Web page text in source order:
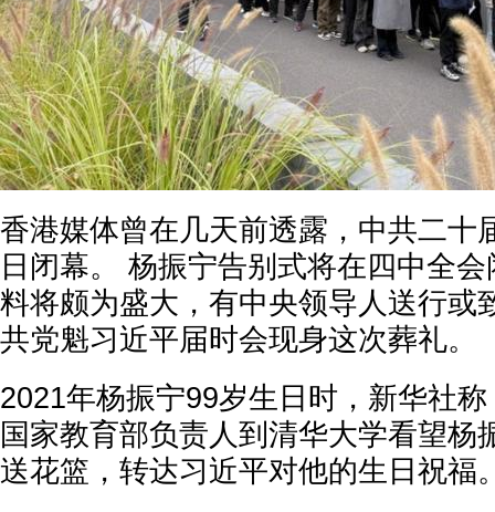
香港媒体曾在几天前透露，中共二十
日闭幕。 杨振宁告别式将在四中全
料将颇为盛大，有中央领导人送行或
共党魁习近平届时会现身这次葬礼。
2021年杨振宁99岁生日时，新华社
国家教育部负责人到清华大学看望杨
送花篮，转达习近平对他的生日祝福